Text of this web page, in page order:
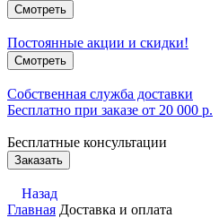
Смотреть
Постоянные акции и скидки!
Смотреть
Собственная служба доставки
Бесплатно при заказе от 20 000 р.
Бесплатные консультации
Заказать
Назад
Главная Доставка и оплата